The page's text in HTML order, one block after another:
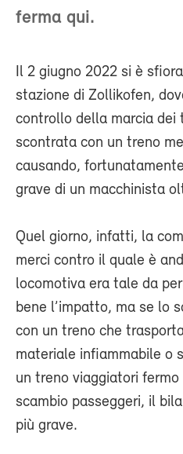
ferma qui.
Il 2 giugno 2022 si è
stazione di Zollikofen,
controllo della marcia dei
scontrata con un treno
causando,
grave di un macchinista
Quel giorno, infatti, la
merci contro il quale è
locomotiva era tale da
bene l’impatto, ma se lo
con un treno che
materiale infiammabile o
un treno viaggiatori
scambio passeggeri, il
più grave.